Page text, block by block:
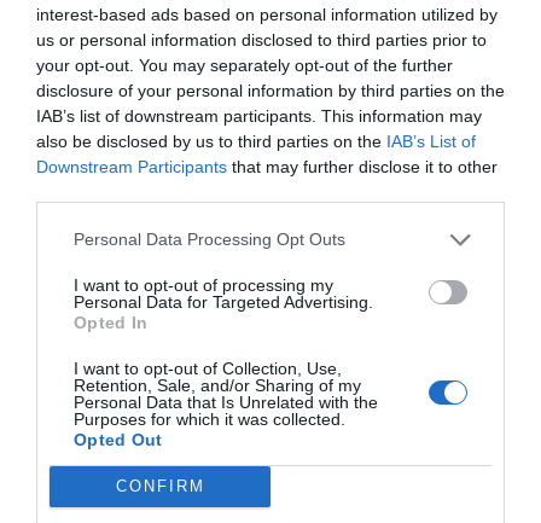
interest-based ads based on personal information utilized by
us or personal information disclosed to third parties prior to
your opt-out. You may separately opt-out of the further
disclosure of your personal information by third parties on the
IAB’s list of downstream participants. This information may
also be disclosed by us to third parties on the IAB’s List of
Downstream Participants that may further disclose it to other
Personal Data Processing Opt Outs
I want to opt-out of processing my
Personal Data for Targeted Advertising.
Opted In
I want to opt-out of Collection, Use,
Retention, Sale, and/or Sharing of my
Personal Data that Is Unrelated with the
Purposes for which it was collected.
Opted Out
CONFIRM
Η ανωνυμία είναι το καλύτερο κρησφύγετο δειλίας και
χυδαιότητας!
Σχόλια 1
Ανώνυμος
13/06 - 18:09
Ουδέν κρυπτόν υπό τον ηλιο
Όταν πέρυσι το τοπικό πολιτικό προσωπικό
σύσσωμο επιδοτουσε την ανομία νόμιζε ότι
θα πέρναγε κάτω από τά ραντάρ τών
επισκεπτών Έλα όμως που ο επισκέπτης
θέλει ένα ήρεμο και ασφαλές περιβάλλον